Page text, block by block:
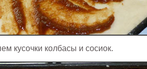
кусочки колбасы и сосиок.